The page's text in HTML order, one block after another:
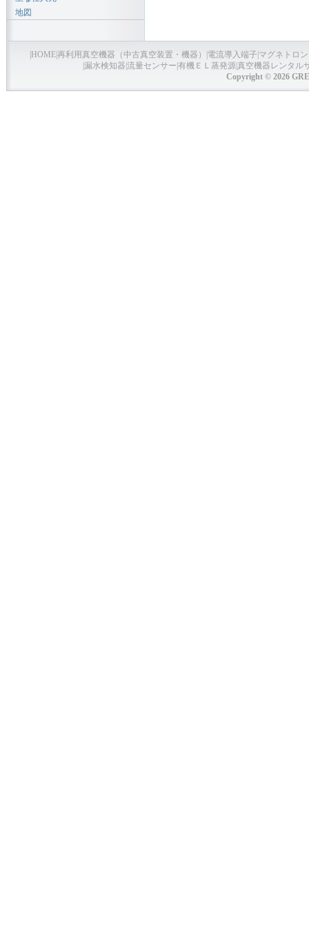
地図
HOME再利用真空機器（中古真空装置・機器） 電流導入端子 マグネトロ
漏水検知器 流量センサー 有機ＥＬ蒸発源真空機器レンタル
Copyright © 2026